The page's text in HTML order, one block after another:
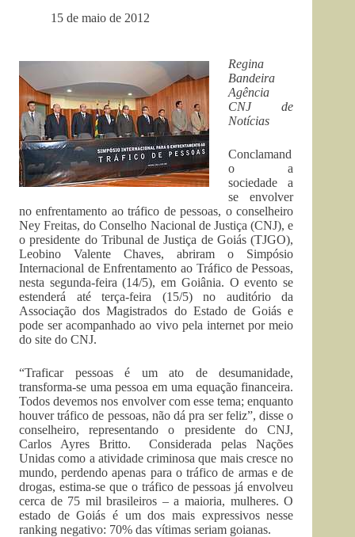
15 de maio de 2012
Regina
Bandeira
Agência
CNJ de
Notícias
Conclamand
o a
sociedade a
se envolver
no enfrentamento ao tráfico de pessoas, o conselheiro
Ney Freitas, do Conselho Nacional de Justiça (CNJ), e
o presidente do Tribunal de Justiça de Goiás (TJGO),
Leobino Valente Chaves, abriram o Simpósio
Internacional de Enfrentamento ao Tráfico de Pessoas,
nesta segunda-feira (14/5), em Goiânia. O evento se
estenderá até terça-feira (15/5) no auditório da
Associação dos Magistrados do Estado de Goiás e
pode ser acompanhado ao vivo pela internet por meio
do site do CNJ.
“Traficar pessoas é um ato de desumanidade,
transforma-se uma pessoa em uma equação financeira.
Todos devemos nos envolver com esse tema; enquanto
houver tráfico de pessoas, não dá pra ser feliz”, disse o
conselheiro, representando o presidente do CNJ,
Carlos Ayres Britto. Considerada pelas Nações
Unidas como a atividade criminosa que mais cresce no
mundo, perdendo apenas para o tráfico de armas e de
drogas, estima-se que o tráfico de pessoas já envolveu
cerca de 75 mil brasileiros – a maioria, mulheres. O
estado de Goiás é um dos mais expressivos nesse
ranking negativo: 70% das vítimas seriam goianas.